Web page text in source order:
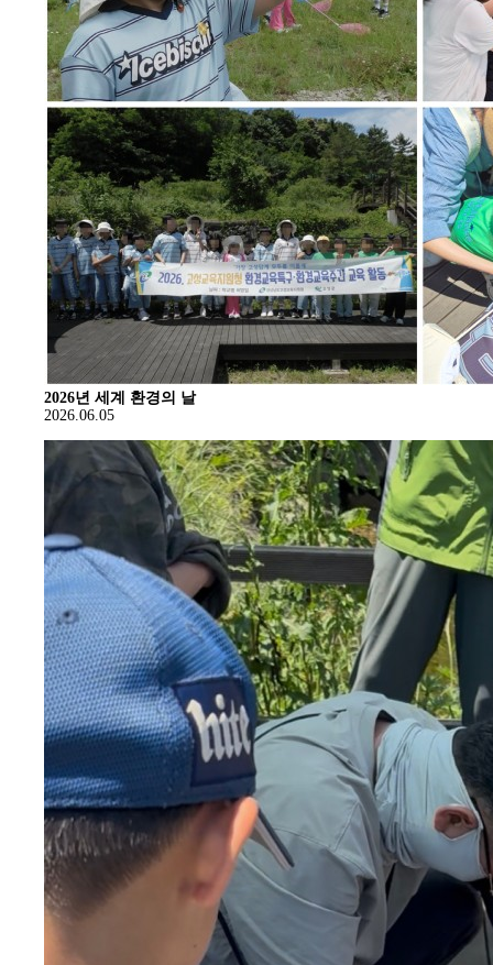
2026년 세계 환경의 날
2026.06.05